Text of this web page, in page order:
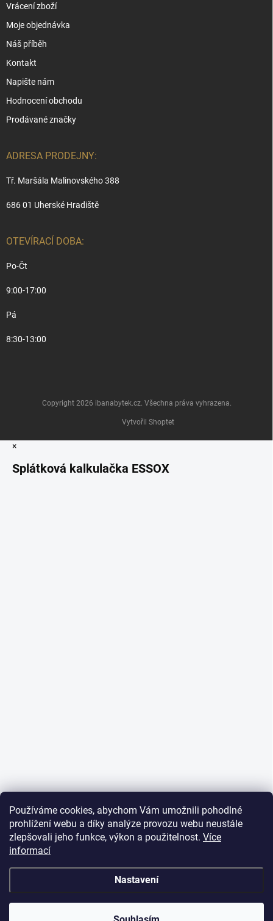
Používáme cookies, abychom Vám umožnili pohodlné
prohlížení webu a díky analýze provozu webu neustále
zlepšovali jeho funkce, výkon a použitelnost. Více
informací
Nastavení
Vrácení zboží
Moje objednávka
Náš příběh
Kontakt
Napište nám
Hodnocení obchodu
Prodávané značky
ADRESA PRODEJNY:
Tř. Maršála Malinovského 388
686 01 Uherské Hradiště
OTEVÍRACÍ DOBA:
Po-Čt
9:00-17:00
Pá
8:30-13:00
Vytvořil Shoptet
Copyright 2026 ibanabytek.cz. Všechna práva vyhrazena.
×
Splátková kalkulačka ESSOX